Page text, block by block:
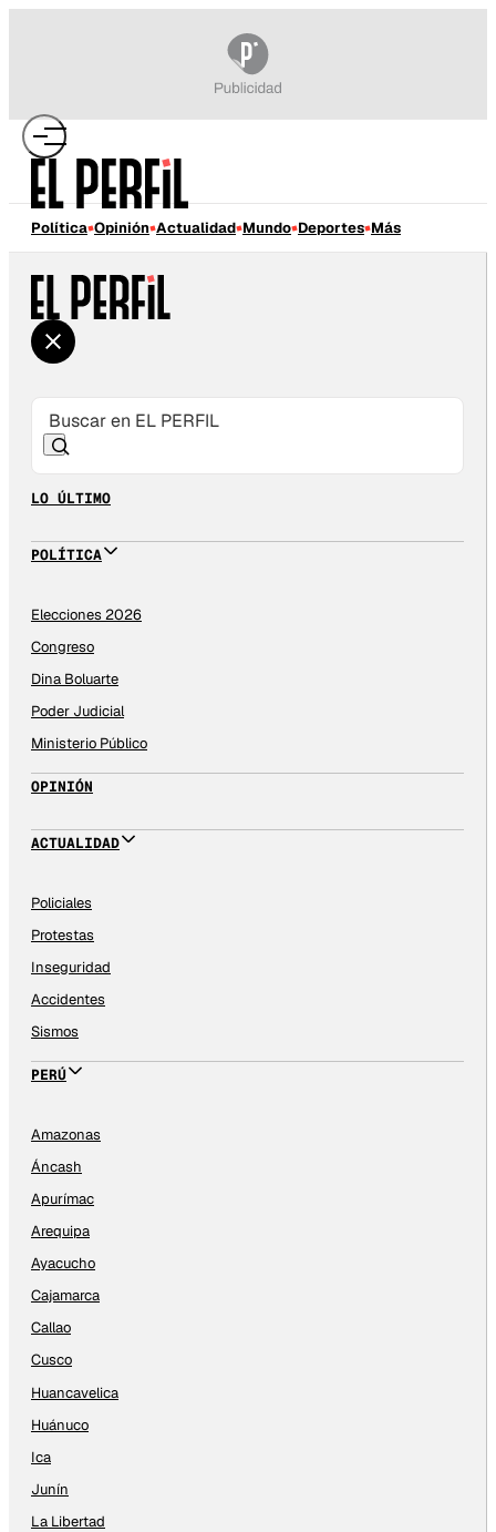
Política Opinión Actualidad Mundo Deportes Más
LO ÚLTIMO
POLÍTICA
Elecciones 2026
Congreso
Dina Boluarte
Poder Judicial
Ministerio Público
OPINIÓN
ACTUALIDAD
Policiales
Protestas
Inseguridad
Accidentes
Sismos
PERÚ
Amazonas
Áncash
Apurímac
Arequipa
Ayacucho
Cajamarca
Callao
Cusco
Huancavelica
Huánuco
Ica
Junín
La Libertad